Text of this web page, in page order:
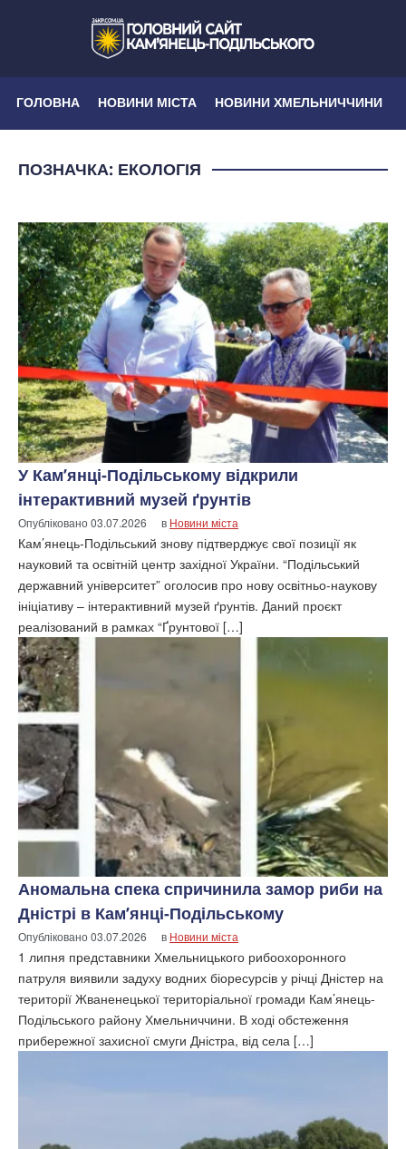
ГОЛОВНА НОВИНИ МІСТА НОВИНИ ХМЕЛЬНИЧЧИНИ
ПОЗНАЧКА: ЕКОЛОГІЯ
У Кам’янці-Подільському відкрили
інтерактивний музей ґрунтів
Опубліковано03.07.2026 в Новини міста
Кам’янець-Подільський знову підтверджує свої позиції як
науковий та освітній центр західної України. “Подільський
державний університет” оголосив про нову освітньо-наукову
ініціативу – інтерактивний музей ґрунтів. Даний проєкт
реалізований в рамках “Ґрунтової […]
Аномальна спека спричинила замор риби на
Дністрі в Кам’янці-Подільському
Опубліковано03.07.2026 в Новини міста
1 липня представники Хмельницького рибоохоронного
патруля виявили задуху водних біоресурсів у річці Дністер на
території Жваненецької територіальної громади Кам’янець-
Подільського району Хмельниччини. В ході обстеження
прибережної захисної смуги Дністра, від села […]